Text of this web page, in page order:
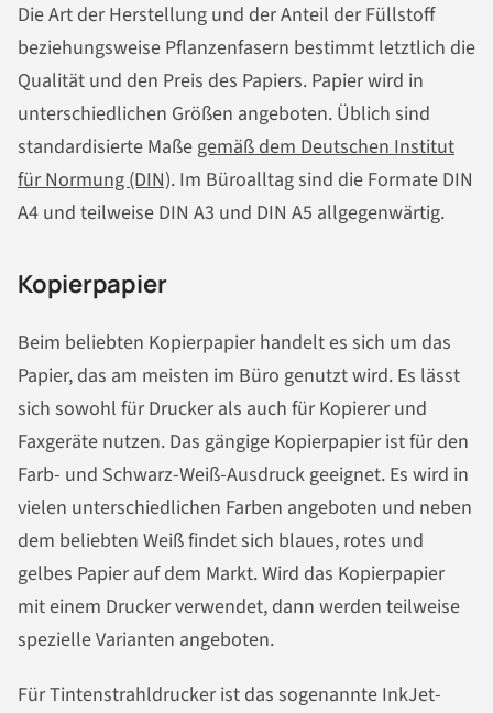
Die Art der Herstellung und der Anteil der Füllstoff
beziehungsweise Pflanzenfasern bestimmt letztlich die
Qualität und den Preis des Papiers. Papier wird in
unterschiedlichen Größen angeboten. Üblich sind
standardisierte Maßegemäß dem Deutschen Institut
für Normung (DIN). Im Büroalltag sind die Formate DIN
A4 und teilweise DIN A3 und DIN A5 allgegenwärtig.
Kopierpapier
Beim beliebten Kopierpapier handelt es sich um das
Papier, das am meisten im Büro genutzt wird. Es lässt
sich sowohl für Drucker als auch für Kopierer und
Faxgeräte nutzen. Das gängige Kopierpapier ist für den
Farb- und Schwarz-Weiß-Ausdruck geeignet. Es wird in
vielen unterschiedlichen Farben angeboten und neben
dem beliebten Weiß findet sich blaues, rotes und
gelbes Papier auf dem Markt. Wird das Kopierpapier
mit einem Drucker verwendet, dann werden teilweise
spezielle Varianten angeboten.
Für Tintenstrahldrucker ist das sogenannte InkJet-